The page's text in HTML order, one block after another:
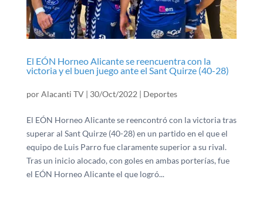
El EÓN Horneo Alicante se reencuentra con la
victoria y el buen juego ante el Sant Quirze (40-28)
porAlacanti TV| 30/Oct/2022 | Deportes
El EÓN Horneo Alicante se reencontró con la victoria tras
superar al Sant Quirze (40-28) en un partido en el que el
equipo de Luis Parro fue claramente superior a su rival.
Tras un inicio alocado, con goles en ambas porterías, fue
el EÓN Horneo Alicante el que logró...